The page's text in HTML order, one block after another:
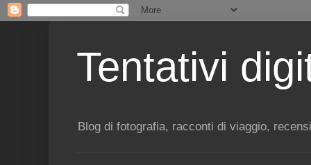
Tentativi
Blog di fotografia, racconti di viaggio,